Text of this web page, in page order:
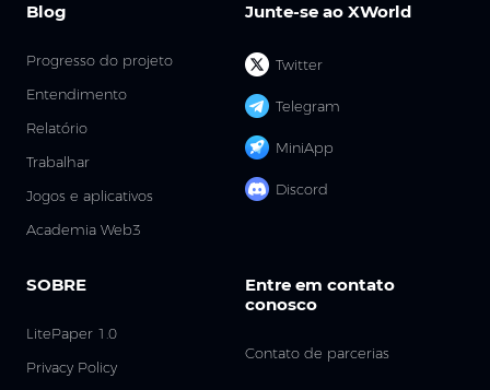
Junte-se ao XWorld
Twitter
Telegram
MiniApp
Discord
Blog
Progresso do projeto
Entendimento
Relatório
Trabalhar
Jogos e aplicativos
Academia Web3
SOBRE
LitePaper 1.0
Privacy Policy
Entre em contato
conosco
Contato de parcerias